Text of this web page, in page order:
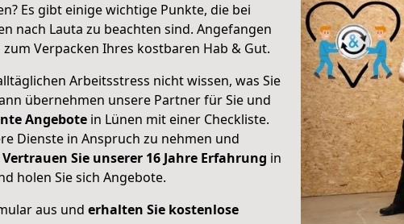
Es gibt einige wichtige Punkte, die bei
nach Lauta zu beachten sind. Angefangen
Verpacken Ihres kostbaren Hab & Gut.
Arbeitsstress nicht wissen, was Sie
übernehmen unsere Partner für Sie und
Angebote in Lünen mit einer Checkliste.
Dienste in Anspruch zu nehmen und
Vertrauen Sie unserer 16 Jahre Erfahrung in
holen Sie sich Angebote.
aus und erhalten Sie kostenlose